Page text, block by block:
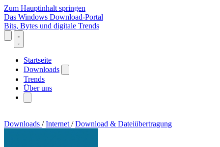
Zum Hauptinhalt springen
Das Windows Download-Portal
Bits, Bytes und digitale Trends
Startseite
Downloads
Trends
Über uns
Downloads / Internet / Download & Dateiübertragung